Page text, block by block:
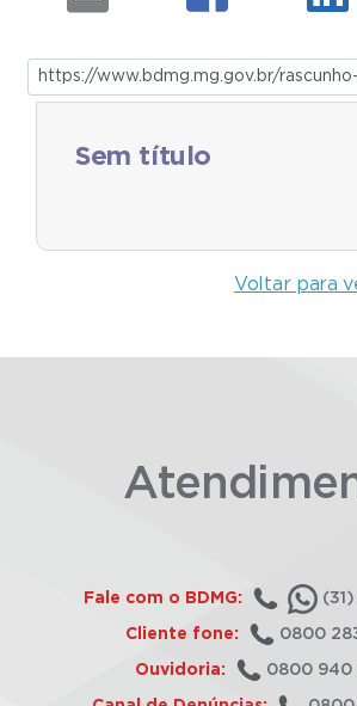
Sem título
Voltar para
Fale com o BDMG:
Cliente fone: 0800
Ouvidoria: 0800 940